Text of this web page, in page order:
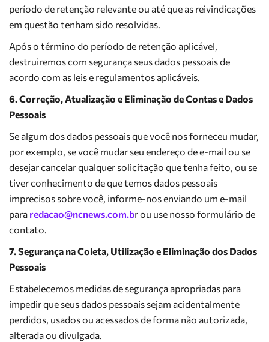
período de retenção relevante ou até que as reivindicações
em questão tenham sido resolvidas.
Após o término do período de retenção aplicável,
destruiremos com segurança seus dados pessoais de
acordo com as leis e regulamentos aplicáveis.
6. Correção, Atualização e Eliminação de Contas e Dados
Pessoais
Se algum dos dados pessoais que você nos forneceu mudar,
por exemplo, se você mudar seu endereço de e-mail ou se
desejar cancelar qualquer solicitação que tenha feito, ou se
tiver conhecimento de que temos dados pessoais
imprecisos sobre você, informe-nos enviando um e-mail
para redacao@ncnews.com.br ou use nosso formulário de
contato.
7. Segurança na Coleta, Utilização e Eliminação dos Dados
Pessoais
Estabelecemos medidas de segurança apropriadas para
impedir que seus dados pessoais sejam acidentalmente
perdidos, usados ou acessados de forma não autorizada,
alterada ou divulgada.